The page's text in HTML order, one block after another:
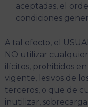
aceptadas, el
condiciones
A tal efecto, el
NO utilizar
ilícitos, prohibidos
vigente, lesivos de
terceros, o que de
inutilizar,